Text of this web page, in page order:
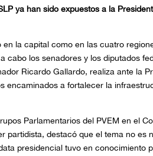
ya han sido expuestos a la
la capital como en las cuatro
cabo los senadores y los diputados
Ricardo Gallardo, realiza ante la
encaminados a fortalecer la
Parlamentarios del PVEM en el
partidista, destacó que el tema no es
presidencial tuvo en conocimiento